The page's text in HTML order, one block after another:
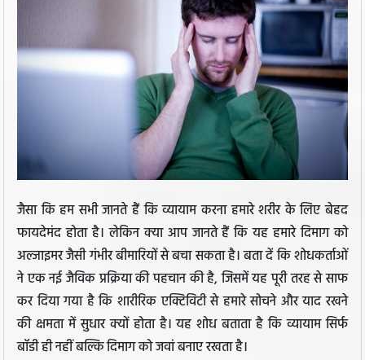
जैसा कि हम सभी जानते हैं कि व्यायाम करना हमारे शरीर के लिए बेहद
फायदेमंद होता है। लेकिन क्या आप जानते हैं कि यह हमारे दिमाग को
अल्जाइमर जैसी गंभीर बीमारियों से बचा सकता है। बता दें कि शोधकर्ताओं
ने एक नई जैविक प्रक्रिया की पहचान की है, जिसमें यह पूरी तरह से साफ
कर दिया गया है कि शारीरिक एक्टिविटी से हमारे सोचने और याद रखने
की क्षमता में सुधार क्यों होता है। यह शोध बताता है कि व्यायाम सिर्फ
बॉडी ही नहीं बल्कि दिमाग को जवां बनाए रखता है।